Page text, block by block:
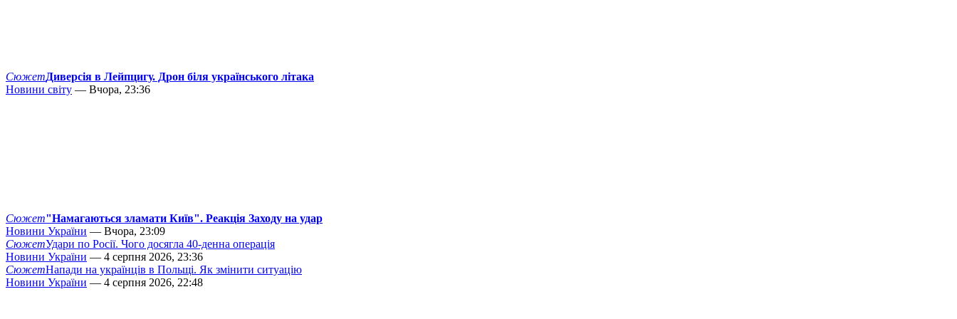
СюжетДиверсія в Лейпцигу. Дрон біля українського літака
Новини світу — Вчора, 23:36
Сюжет"Намагаються зламати Київ". Реакція Заходу на удар
Новини України — Вчора, 23:09
СюжетУдари по Росії. Чого досягла 40-денна операція
Новини України — 4 серпня 2026, 23:36
СюжетНапади на українців в Польщі. Як змінити ситуацію
Новини України — 4 серпня 2026, 22:48